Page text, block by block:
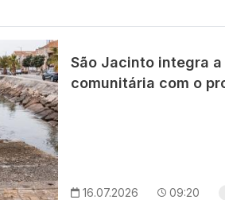
São Jacinto integra
comunitária com o
16.07.2026 09:20